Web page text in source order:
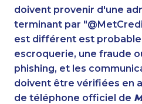
1-587-328-6550
1-780-969-8963
1-587-328-6598
1-587-328-6545
1-438-230-2008
doivent provenir d'une
terminant par
est différent est
escroquerie, une fraude
phishing, et les
doivent être vérifiées en
de téléphone officiel de